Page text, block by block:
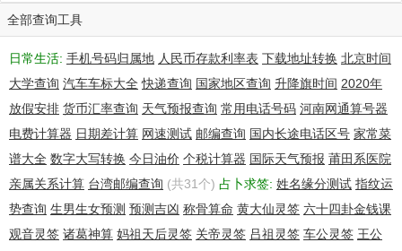
lin george
NanshanShekou
Shenzhen, Nanshan 518000
China
Registered through: GoDaddy.com, LLC
(http://www.godaddy.com)
Domain Name: QZEE.NET
Created on: 18-Sep-11
Expires on: 18-Sep-12
Last Updated on: 18-Sep-11
全部查询工具
日常生活: 手机号码归属地 人民币存款利率表 下载地址转换 北京时间
大学查询 汽车车标大全 快递查询 国家地区查询 升降旗时间 2020年
放假安排 货币汇率查询 天气预报查询 常用电话号码 河南网通算号器
电费计算器 日期差计算 网速测试 邮编查询 国内长途电话区号 家常菜
谱大全 数字大写转换 今日油价 个税计算器 国际天气预报 莆田系医院
亲属关系计算 台湾邮编查询 (共31个) 占卜求签: 姓名缘分测试 指纹运
势查询 生男生女预测 预测吉凶 称骨算命 黄大仙灵签 六十四卦金钱课
观音灵签 诸葛神算 妈祖天后灵签 关帝灵签 吕祖灵签 车公灵签 王公